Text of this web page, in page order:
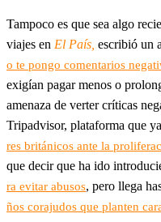
Tampoco es que sea algo
viajes en El País, escribió un
o te pongo comentarios
exigían pagar menos o
amenaza de verter críticas
Tripadvisor, plataforma que
res británicos ante la
que decir que ha ido
ra evitar abusos, pero llega
ños corajudos que planten